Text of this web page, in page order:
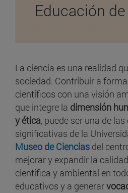
Educación
La ciencia es una realidad
sociedad. Contribuir a
científicos con una visión
que integre la dimensión
y ética, puede ser una de
significativas de la
Museo de Ciencias del
mejorar y expandir la
científica y ambiental en
educativos y a generar